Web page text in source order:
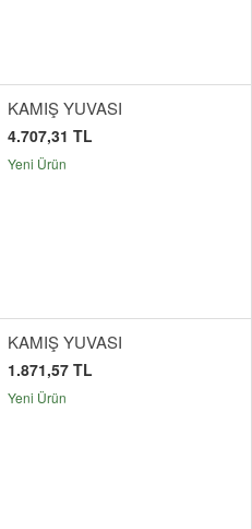
KAMIŞ YUVASI
4.707,31 TL
Yeni Ürün
KAMIŞ YUVASI
1.871,57 TL
Yeni Ürün